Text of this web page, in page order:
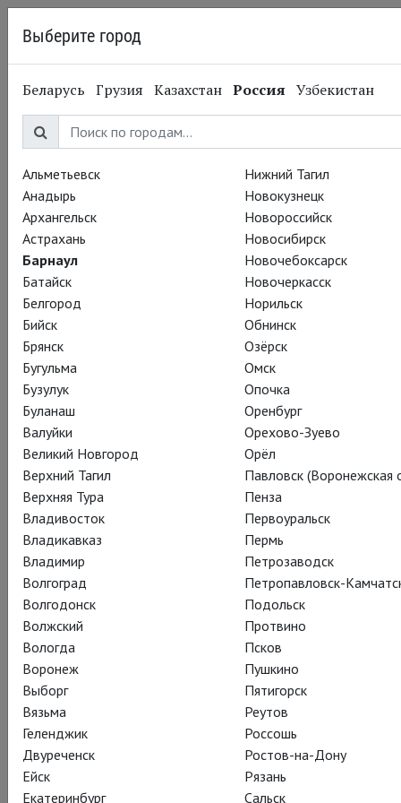
06.11.2014 Глобус
Сон в летнюю ночь. С
11 ноября
Уже совсем скоро на наших экранах состоится премьера
спектакля «Сон в летнюю ночь» Доминика Дромгула. В
социальных сетях мы проводили конкурс на лучший вопрос
для режиссера, и победила Наталья Лисецкая!
Вот ответы Доминика:
– Если бы вы встретили Шекспира, как вы думаете, какой
вопрос он бы вам задал?
– Если бы я встретил Шекспира сейчас, то он наверняка
задал бы следующий вопрос: «А где мой гонорар? Выпиши
мне чек сейчас же». Он, будучи хорошим бизнесменом, был
бы поражен, насколько его пьесы популярны, и рассержен
из-за того, что сам не имеет с этого никакой выгоды.
Выберите город
Беларусь Грузия Казахстан Россия Узбекистан
Альметьевск
Анадырь
Архангельск
Астрахань
Барнаул
Батайск
Белгород
Бийск
Брянск
Бугульма
Бузулук
Буланаш
Валуйки
Великий Новгород
Верхний Тагил
Верхняя Тура
Владивосток
Владикавказ
Владимир
Волгоград
Волгодонск
Волжский
Вологда
Воронеж
Выборг
Вязьма
Геленджик
Двуреченск
Ейск
Екатеринбург
Нижний Тагил
Новокузнецк
Новороссийск
Новосибирск
Новочебоксарск
Новочеркасск
Норильск
Обнинск
Озёрск
Омск
Опочка
Оренбург
Орехово-Зуево
Орёл
Павловск (Воронежская
Пенза
Первоуральск
Пермь
Петрозаводск
Петропавловск-
Подольск
Протвино
Псков
Пушкино
Пятигорск
Реутов
Россошь
Ростов-на-Дону
Рязань
Сальск